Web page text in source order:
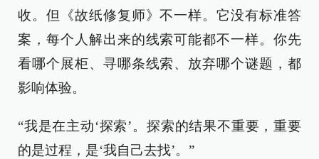
收。但《故纸修复师》不一样。它没有标准答
案，每个人解出来的线索可能都不一样。你先
看哪个展柜、寻哪条线索、放弃哪个谜题，都
影响体验。
“我是在主动‘探索’。探索的结果不重要，重要
的是过程，是‘我自己去找’。”